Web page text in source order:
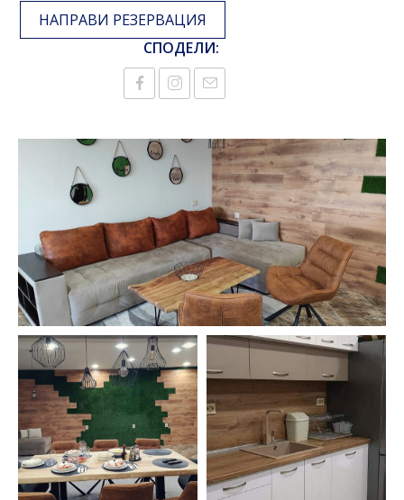
НАПРАВИ РЕЗЕРВАЦИЯ
СПОДЕЛИ: